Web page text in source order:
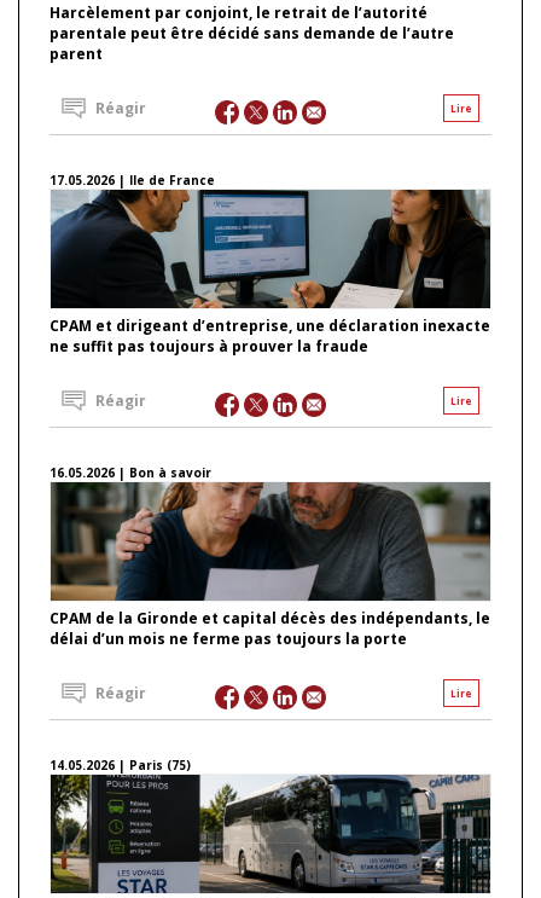
Harcèlement par conjoint, le retrait de l’autorité
parentale peut être décidé sans demande de l’autre
parent
Lire
Réagir
17.05.2026 | Ile de France
CPAM et dirigeant d’entreprise, une déclaration inexacte
ne suffit pas toujours à prouver la fraude
Lire
Réagir
16.05.2026 | Bon à savoir
CPAM de la Gironde et capital décès des indépendants, le
délai d’un mois ne ferme pas toujours la porte
Lire
Réagir
14.05.2026 | Paris (75)